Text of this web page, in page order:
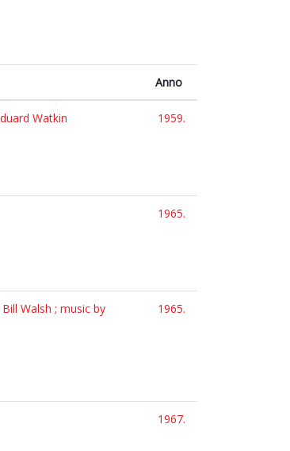
Anno
Watkin
1959.
1965.
Walsh ; music by
1965.
1967.